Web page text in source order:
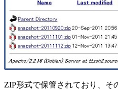
ZIP形式で保管されており、そ